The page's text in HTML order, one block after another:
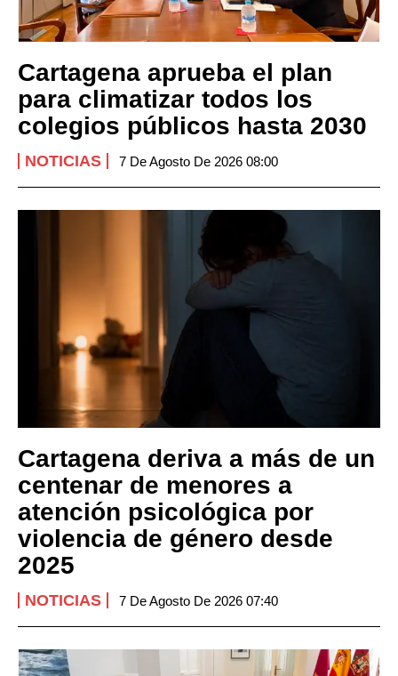
Cartagena aprueba el plan
para climatizar todos los
colegios públicos hasta 2030
NOTICIAS 7 De Agosto De 2026 08:00
Cartagena deriva a más de un
centenar de menores a
atención psicológica por
violencia de género desde
2025
NOTICIAS 7 De Agosto De 2026 07:40